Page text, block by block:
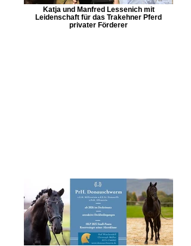
Katja und Manfred Lessenich mit
Leidenschaft für das Trakehner Pferd
privater Förderer